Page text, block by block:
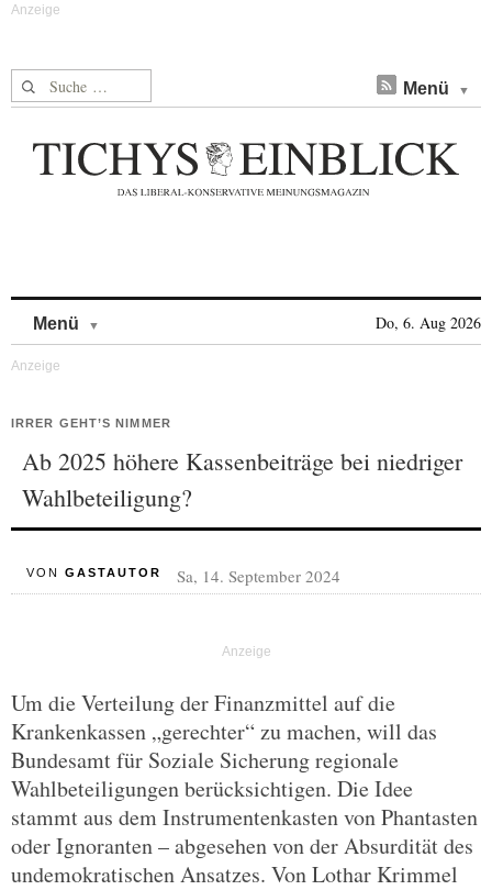
Suche nach: Menü
Menü Do, 6. Aug 2026
IRRER GEHT’S NIMMER
Ab 2025 höhere Kassenbeiträge bei niedriger
Wahlbeteiligung?
VON GASTAUTOR Sa, 14. September 2024
Um die Verteilung der Finanzmittel auf die
Krankenkassen „gerechter“ zu machen, will das
Bundesamt für Soziale Sicherung regionale
Wahlbeteiligungen berücksichtigen. Die Idee
stammt aus dem Instrumentenkasten von Phantasten
oder Ignoranten – abgesehen von der Absurdität des
undemokratischen Ansatzes. Von Lothar Krimmel